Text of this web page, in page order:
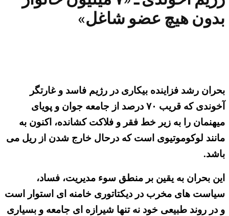
بدون هیچ عضو شاغل»
بحران رشد فزاینده بیکاری در رژیم فاسد و غارتگر
آخوندی که قریب ۷۰ درصد از جامعه جوان و پویای
میهنمان را به زیر خط فقر و فلاکت کشانده، اکنون به
مانند لوکوموتیوی است که درحال خارج شدن از ریل می
باشد.
این بحران به یقین بر منطق سوء مدیریت، فساد،
سیاست های مخرب در دیکتاتوری خامنه ای استوار است
و در روند طبیعی خود نه تنها شیرازه ای جامعه و بسیاری